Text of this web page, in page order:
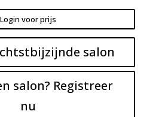
Login voor prijs
salon
salon? Registreer
nu